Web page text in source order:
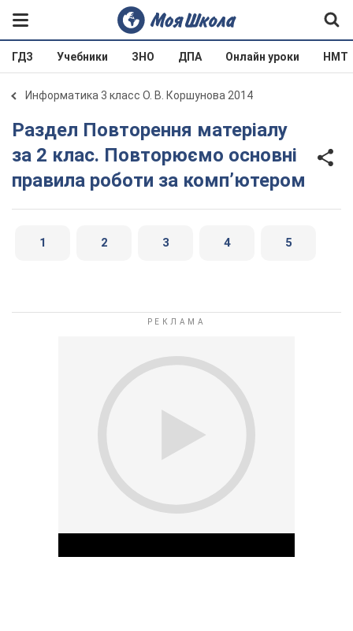
ГДЗ Учебники ЗНО ДПА Онлайн уроки НМТ
Информатика 3 класс О. В. Коршунова 2014
Раздел Повторення матеріалу
за 2 клас. Повторюємо основні
правила роботи за комп’ютером
1 2 3 4 5